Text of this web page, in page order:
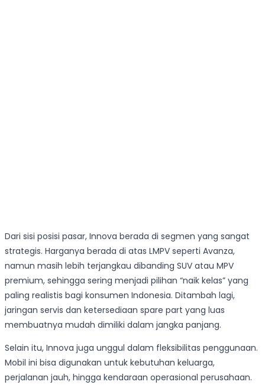
Dari sisi posisi pasar, Innova berada di segmen yang sangat
strategis. Harganya berada di atas LMPV seperti Avanza,
namun masih lebih terjangkau dibanding SUV atau MPV
premium, sehingga sering menjadi pilihan “naik kelas” yang
paling realistis bagi konsumen Indonesia. Ditambah lagi,
jaringan servis dan ketersediaan spare part yang luas
membuatnya mudah dimiliki dalam jangka panjang.
Selain itu, Innova juga unggul dalam fleksibilitas penggunaan.
Mobil ini bisa digunakan untuk kebutuhan keluarga,
perjalanan jauh, hingga kendaraan operasional perusahaan.